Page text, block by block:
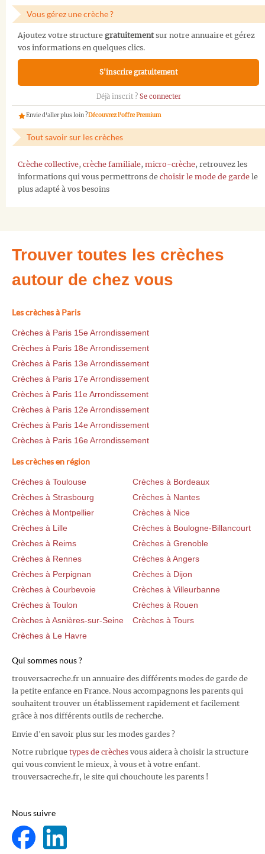
Vous gérez une crèche ?
Ajoutez votre structure gratuitementsur notre annuaire et gérez
vos informations en quelques clics.
S'inscrire gratuitement
Déjà inscrit ? Se connecter
Envie d'aller plus loin ?Découvrez l'offre Premium
Tout savoir sur les crèches
Crèche collective, crèche familiale, micro-crèche, retrouvez les
informations qui vous permettrons de choisir le mode de garde le
plus adapté à vos besoins
Trouver toutes les crèches
autour de chez vous
Les crèches à Paris
Crèches à Paris 15e Arrondissement
Crèches à Paris 18e Arrondissement
Crèches à Paris 13e Arrondissement
Crèches à Paris 17e Arrondissement
Crèches à Paris 11e Arrondissement
Crèches à Paris 12e Arrondissement
Crèches à Paris 14e Arrondissement
Crèches à Paris 16e Arrondissement
Les crèches en région
Crèches à Toulouse
Crèches à Bordeaux
Crèches à Strasbourg
Crèches à Nantes
Crèches à Montpellier
Crèches à Nice
Crèches à Lille
Crèches à Boulogne-Billancourt
Crèches à Reims
Crèches à Grenoble
Crèches à Rennes
Crèches à Angers
Crèches à Perpignan
Crèches à Dijon
Crèches à Courbevoie
Crèches à Villeurbanne
Crèches à Toulon
Crèches à Rouen
Crèches à Asnières-sur-Seine
Crèches à Tours
Crèches à Le Havre
Qui sommes nous ?
trouversacreche.fr un annuaire des différents modes de garde de
la petite enfance en France. Nous accompagnons les parents qui
souhaitent trouver un établissement rapidement et facilement
grâce à nos différents outils de recherche.
Envie d'en savoir plus sur les modes gardes ?
Notre rubrique types de crèches vous aidera à choisir la structure
qui vous convient le mieux, à vous et à votre enfant.
trouversacreche.fr, le site qui chouchoute les parents !
Nous suivre